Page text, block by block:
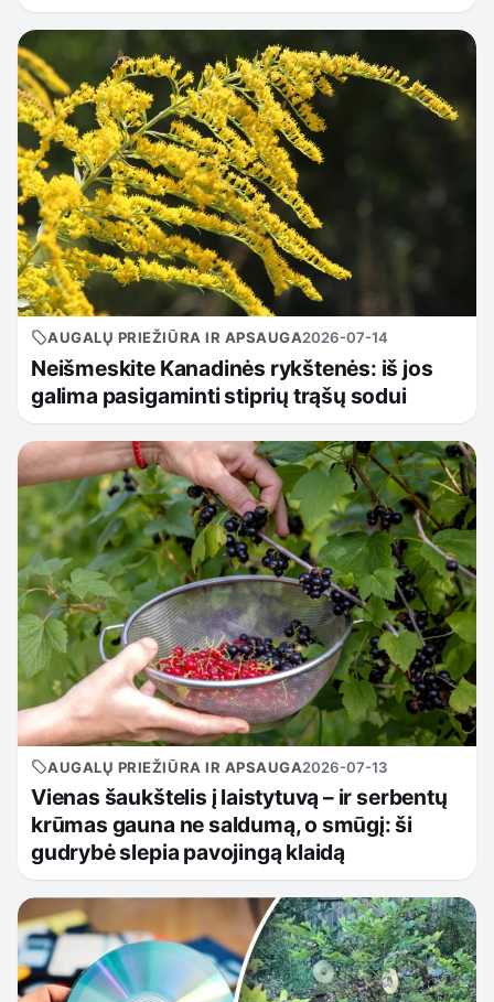
AUGALŲ PRIEŽIŪRA IR APSAUGA2026-07-14
Neišmeskite Kanadinės rykštenės: iš jos
galima pasigaminti stiprių trąšų sodui
AUGALŲ PRIEŽIŪRA IR APSAUGA2026-07-13
Vienas šaukštelis į laistytuvą – ir serbentų
krūmas gauna ne saldumą, o smūgį: ši
gudrybė slepia pavojingą klaidą